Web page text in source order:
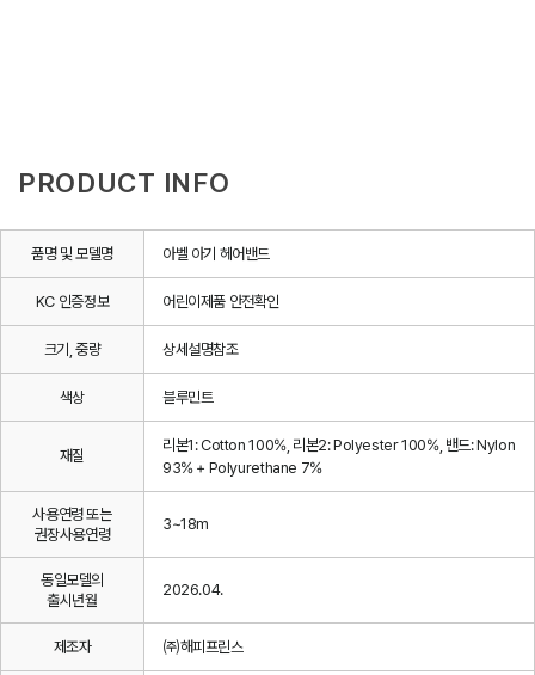
PRODUCT INFO
품명 및 모델명 아벨 아기 헤어밴드
KC 인증정보 어린이제품 안전확인
크기, 중량 상세설명참조
색상 블루민트
재질
리본1: Cotton 100%, 리본2: Polyester 100%, 밴드: Nylon
93% + Polyurethane 7%
사용연령 또는
권장사용연령
3~18m
동일모델의
출시년월
2026.04.
제조자 ㈜해피프린스